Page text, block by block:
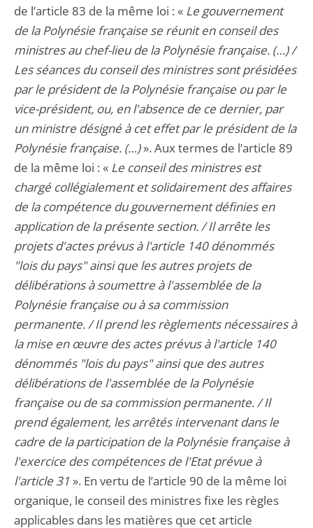
de l’article 83 de la même loi : « Le gouvernement
de la Polynésie française se réunit en conseil des
ministres au chef-lieu de la Polynésie française. (…) /
Les séances du conseil des ministres sont présidées
par le président de la Polynésie française ou par le
vice-président, ou, en l'absence de ce dernier, par
un ministre désigné à cet effet par le président de la
Polynésie française. (…)». Aux termes de l’article 89
de la même loi : « Le conseil des ministres est
chargé collégialement et solidairement des affaires
de la compétence du gouvernement définies en
application de la présente section. / Il arrête les
projets d'actes prévus à l'article 140 dénommés
"lois du pays" ainsi que les autres projets de
délibérations à soumettre à l'assemblée de la
Polynésie française ou à sa commission
permanente. / Il prend les règlements nécessaires à
la mise en œuvre des actes prévus à l'article 140
dénommés "lois du pays" ainsi que des autres
délibérations de l'assemblée de la Polynésie
française ou de sa commission permanente. / Il
prend également, les arrêtés intervenant dans le
cadre de la participation de la Polynésie française à
l'exercice des compétences de l'Etat prévue à
l'article 31 ». En vertu de l’article 90 de la même loi
organique, le conseil des ministres fixe les règles
applicables dans les matières que cet article